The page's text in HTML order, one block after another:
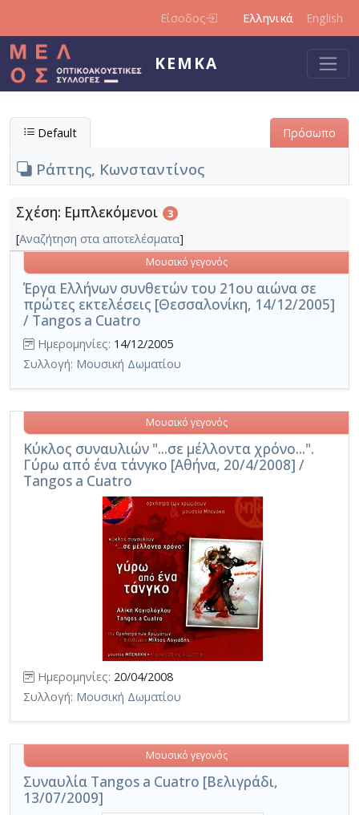
Είσοδος Ελληνικά English
ΚΕΜΚΑ
Default Πρόσωπο
Ράπτης, Κωνσταντίνος
Σχέση: Εμπλεκόμενοι 3
[Αναζήτηση στα αποτελέσματα]
Έργα Ελλήνων συνθετών του 21ου αιώνα σε
πρώτες εκτελέσεις [Θεσσαλονίκη, 14/12/2005]
/ Tangos a Cuatro
Μουσικό γεγονός
Ημερομηνίες: 14/12/2005
Συλλογή: Μουσική Δωματίου
Κύκλος συναυλιών "...σε μέλλοντα χρόνο...".
Γύρω από ένα τάνγκο [Αθήνα, 20/4/2008] /
Tangos a Cuatro
Μουσικό γεγονός
Ημερομηνίες: 20/04/2008
Συλλογή: Μουσική Δωματίου
Συναυλία Tangos a Cuatro [Βελιγράδι,
13/07/2009]
Μουσικό γεγονός